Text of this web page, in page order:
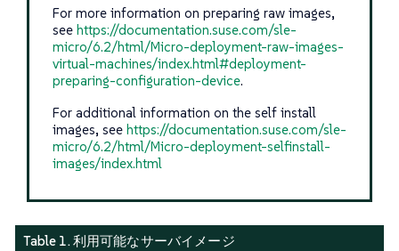
For more information on preparing raw images,
see https://documentation.suse.com/sle-
micro/6.2/html/Micro-deployment-raw-images-
virtual-machines/index.html#deployment-
preparing-configuration-device.
For additional information on the self install
images, see https://documentation.suse.com/sle-
micro/6.2/html/Micro-deployment-selfinstall-
images/index.html
Table 1. 利用可能なサーバイメージ